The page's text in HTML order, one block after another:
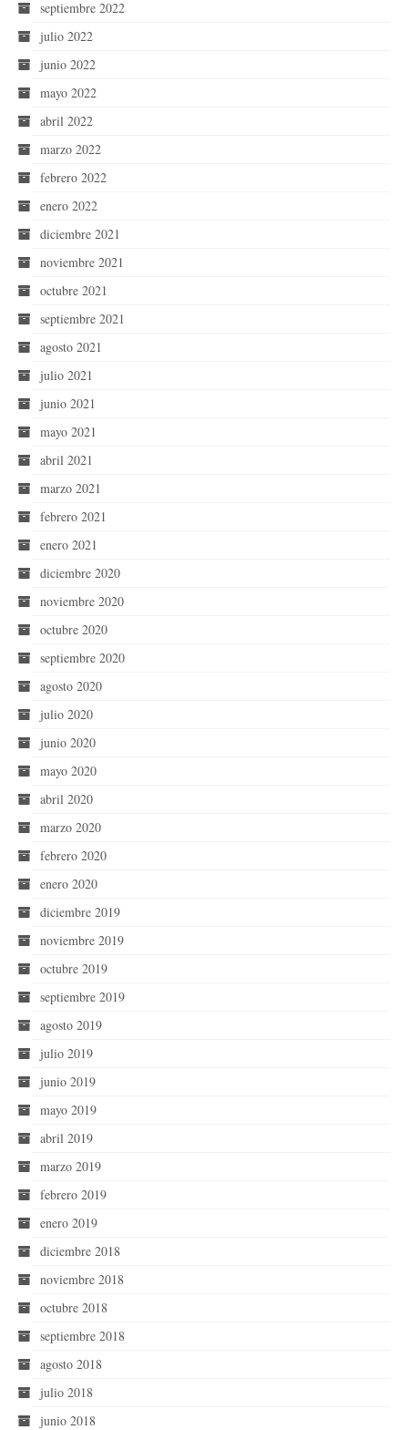
septiembre 2022
julio 2022
junio 2022
mayo 2022
abril 2022
marzo 2022
febrero 2022
enero 2022
diciembre 2021
noviembre 2021
octubre 2021
septiembre 2021
agosto 2021
julio 2021
junio 2021
mayo 2021
abril 2021
marzo 2021
febrero 2021
enero 2021
diciembre 2020
noviembre 2020
octubre 2020
septiembre 2020
agosto 2020
julio 2020
junio 2020
mayo 2020
abril 2020
marzo 2020
febrero 2020
enero 2020
diciembre 2019
noviembre 2019
octubre 2019
septiembre 2019
agosto 2019
julio 2019
junio 2019
mayo 2019
abril 2019
marzo 2019
febrero 2019
enero 2019
diciembre 2018
noviembre 2018
octubre 2018
septiembre 2018
agosto 2018
julio 2018
junio 2018